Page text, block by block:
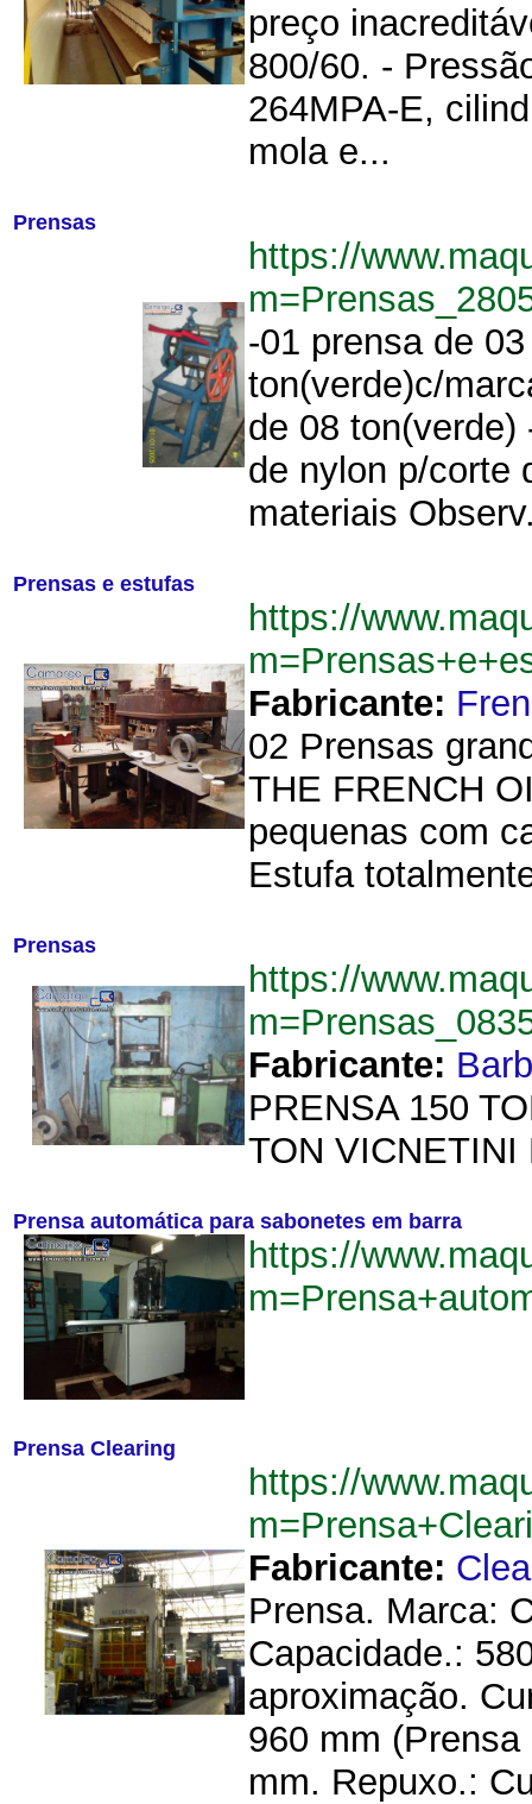
preço
800/60. -
264MPA-E,
mola e...
Prensas
https://
-01 prensa de
ton(verde)c/
de 08 ton(verde)
de nylon p/corte
materiais
Prensas e estufas
https://
Fabricante:
02 Prensas
THE FRENCH
pequenas com
Estufa
Prensas
https://
Fabricante:
PRENSA 150
TON
Prensa automática para sabonetes em barra
https://
Prensa Clearing
https://
Fabricante:
Prensa. Marca:
Capacidade.:
aproximação.
960 mm
mm. Repuxo.: